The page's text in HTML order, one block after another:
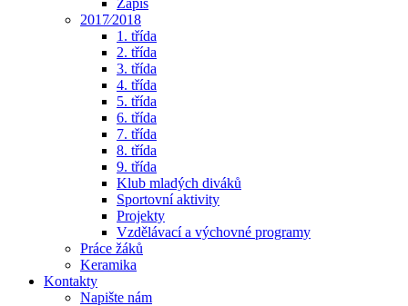
Zápis
2017⁄2018
1. třída
2. třída
3. třída
4. třída
5. třída
6. třída
7. třída
8. třída
9. třída
Klub mladých diváků
Sportovní aktivity
Projekty
Vzdělávací a výchovné programy
Práce žáků
Keramika
Kontakty
Napište nám